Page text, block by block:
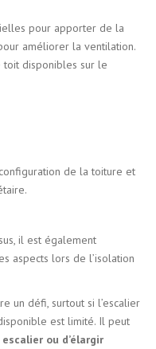
pour apporter de la
améliorer la ventilation.
disponibles sur le
de la toiture et
il est également
aspects lors de l’isolation
un défi, surtout si l’escalier
est limité. Il peut
ou d’élargir